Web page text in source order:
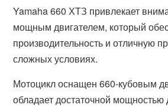
Yamaha 660 ХТЗ привлекает
мощным двигателем, который
производительность и отличную
сложных условиях.
Мотоцикл оснащен 660-кубовым
обладает достаточной